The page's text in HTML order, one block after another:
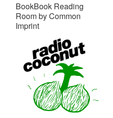
BookBook Reading
Room by Common
Imprint